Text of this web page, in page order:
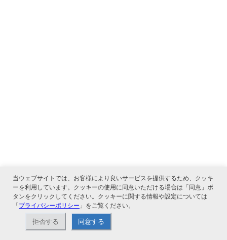
当ウェブサイトでは、お客様により良いサービスを提供するため、クッキ
ーを利用しています。クッキーの使用に同意いただける場合は「同意」ボ
タンをクリックしてください。クッキーに関する情報や設定については
「プライバシーポリシー 」をご覧ください。
拒否する 同意する